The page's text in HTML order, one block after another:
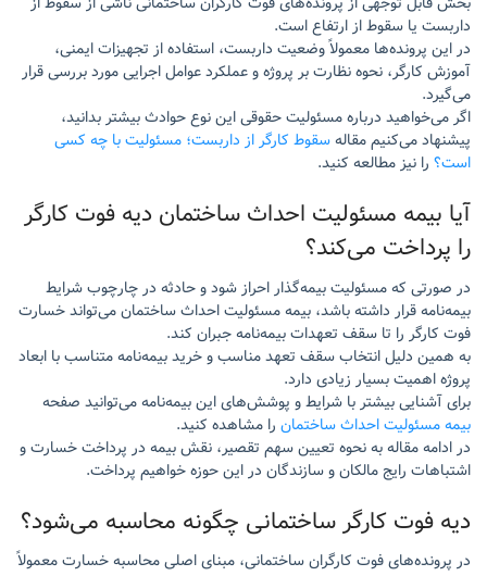
داربست یا سقوط از ارتفاع است.
در این پرونده‌ها معمولاً وضعیت داربست، استفاده از تجهیزات ایمنی،
آموزش کارگر، نحوه نظارت بر پروژه و عملکرد عوامل اجرایی مورد بررسی قرار
می‌گیرد.
اگر می‌خواهید درباره مسئولیت حقوقی این نوع حوادث بیشتر بدانید،
پیشنهاد می‌کنیم مقالهسقوط کارگر از داربست؛ مسئولیت با چه کسی
است؟ را نیز مطالعه کنید.
آیا بیمه مسئولیت احداث ساختمان دیه فوت کارگر
را پرداخت می‌کند؟
در صورتی که مسئولیت بیمه‌گذار احراز شود و حادثه در چارچوب شرایط
بیمه‌نامه قرار داشته باشد، بیمه مسئولیت احداث ساختمان می‌تواند خسارت
فوت کارگر را تا سقف تعهدات بیمه‌نامه جبران کند.
به همین دلیل انتخاب سقف تعهد مناسب و خرید بیمه‌نامه متناسب با ابعاد
پروژه اهمیت بسیار زیادی دارد.
برای آشنایی بیشتر با شرایط و پوشش‌های این بیمه‌نامه می‌توانید صفحه
بیمه مسئولیت احداث ساختمان را مشاهده کنید.
در ادامه مقاله به نحوه تعیین سهم تقصیر، نقش بیمه در پرداخت خسارت و
اشتباهات رایج مالکان و سازندگان در این حوزه خواهیم پرداخت.
دیه فوت کارگر ساختمانی چگونه محاسبه می‌شود؟
در پرونده‌های فوت کارگران ساختمانی، مبنای اصلی محاسبه خسارت معمولاً